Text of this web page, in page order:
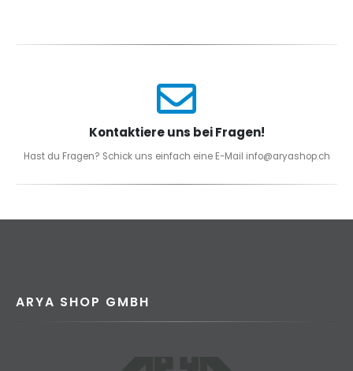
Kontaktiere uns bei Fragen!
Hast du Fragen? Schick uns einfach eine E-Mail info@aryashop.ch
ARYA SHOP GMBH